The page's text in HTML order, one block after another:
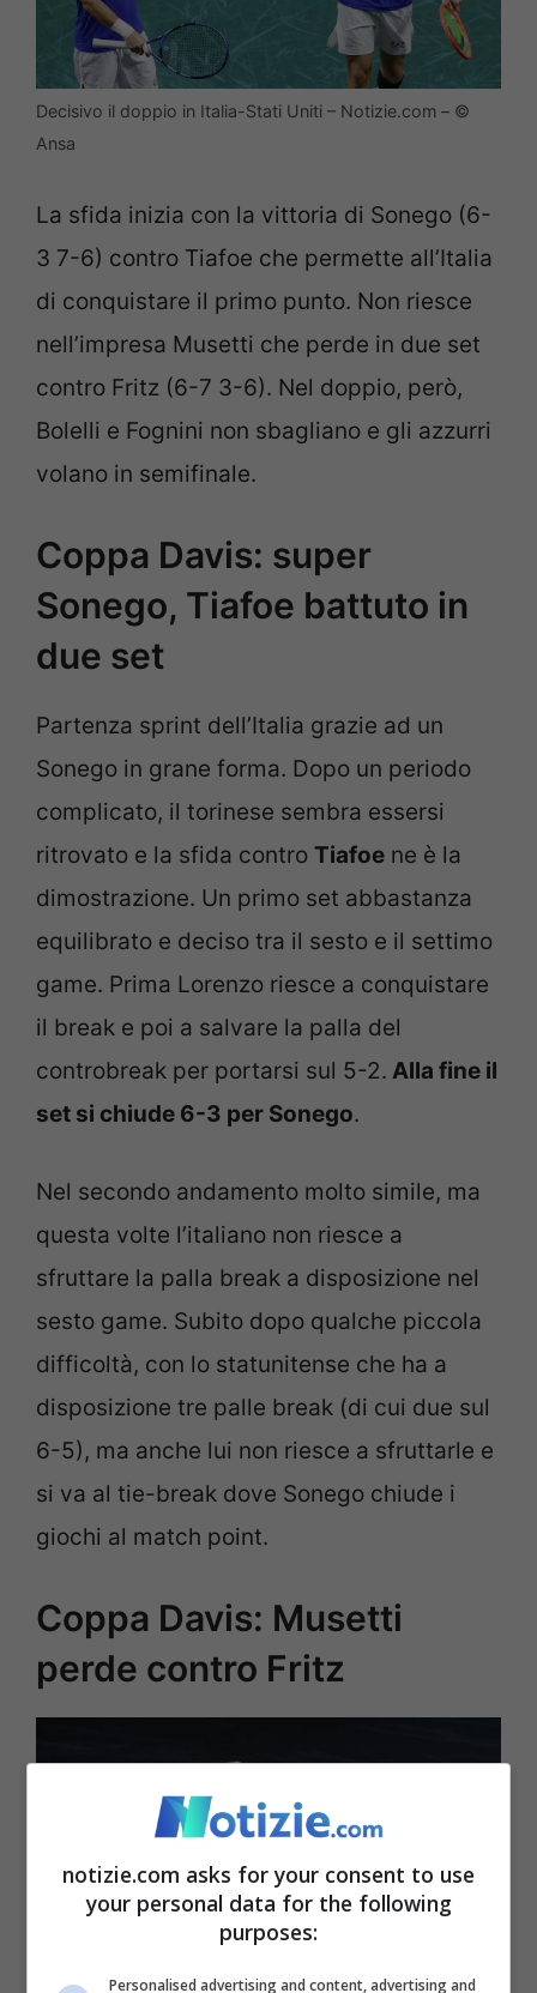
Decisivo il doppio in Italia-Stati Uniti – Notizie.com – ©
Ansa
La sfida inizia con la vittoria di Sonego (6-
3 7-6) contro Tiafoe che permette all’Italia
di conquistare il primo punto. Non riesce
nell’impresa Musetti che perde in due set
contro Fritz (6-7 3-6). Nel doppio, però,
Bolelli e Fognini non sbagliano e gli azzurri
volano in semifinale.
Coppa Davis: super
Sonego, Tiafoe battuto in
due set
Partenza sprint dell’Italia grazie ad un
Sonego in grane forma. Dopo un periodo
complicato, il torinese sembra essersi
ritrovato e la sfida contro Tiafoe ne è la
dimostrazione. Un primo set abbastanza
equilibrato e deciso tra il sesto e il settimo
game. Prima Lorenzo riesce a conquistare
il break e poi a salvare la palla del
controbreak per portarsi sul 5-2. Alla fine il
set si chiude 6-3 per Sonego.
Nel secondo andamento molto simile, ma
questa volte l’italiano non riesce a
sfruttare la palla break a disposizione nel
sesto game. Subito dopo qualche piccola
difficoltà, con lo statunitense che ha a
disposizione tre palle break (di cui due sul
6-5), ma anche lui non riesce a sfruttarle e
si va al tie-break dove Sonego chiude i
giochi al match point.
Coppa Davis: Musetti
perde contro Fritz
notizie.com asks for your consent to use
your personal data for the following
purposes:
Personalised advertising and content, advertising and